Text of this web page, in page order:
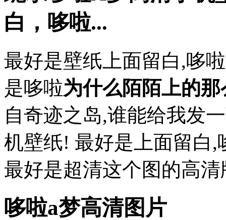
白，哆啦...
最好是壁纸上面留白,哆
是哆啦为什么陌陌上的
自奇迹之岛,谁能给我发
机壁纸! 最好是上面留白
最好是超清这个图的高
哆啦a梦高清图片